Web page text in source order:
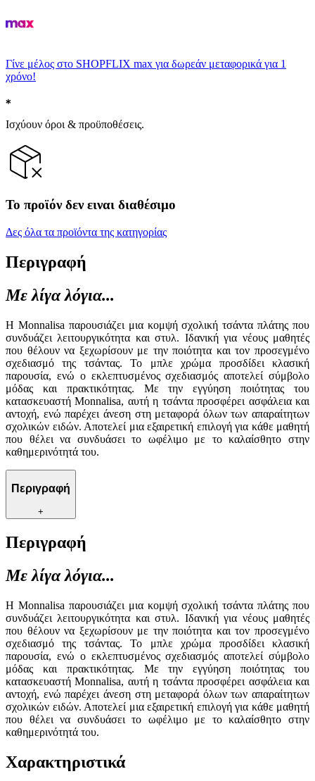
Γίνε μέλος στο SHOPFLIX max για δωρεάν μεταφορικά για 1
χρόνο!
Ισχύουν όροι & προϋποθέσεις.
Το προϊόν δεν ειναι διαθέσιμο
Δες όλα τα προϊόντα της κατηγορίας
Περιγραφή
Με λίγα λόγια...
Η Monnalisa παρουσιάζει μια κομψή σχολική τσάντα πλάτης που
συνδυάζει λειτουργικότητα και στυλ. Ιδανική για νέους μαθητές
που θέλουν να ξεχωρίσουν με την ποιότητα και τον προσεγμένο
σχεδιασμό της τσάντας. Το μπλε χρώμα προσδίδει κλασική
παρουσία, ενώ ο εκλεπτυσμένος σχεδιασμός αποτελεί σύμβολο
μόδας και πρακτικότητας. Με την εγγύηση ποιότητας του
κατασκευαστή Monnalisa, αυτή η τσάντα προσφέρει ασφάλεια και
αντοχή, ενώ παρέχει άνεση στη μεταφορά όλων των απαραίτητων
σχολικών ειδών. Αποτελεί μια εξαιρετική επιλογή για κάθε μαθητή
που θέλει να συνδυάσει το ωφέλιμο με το καλαίσθητο στην
καθημερινότητά του.
Περιγραφή
+
Περιγραφή
Με λίγα λόγια...
Η Monnalisa παρουσιάζει μια κομψή σχολική τσάντα πλάτης που
συνδυάζει λειτουργικότητα και στυλ. Ιδανική για νέους μαθητές
που θέλουν να ξεχωρίσουν με την ποιότητα και τον προσεγμένο
σχεδιασμό της τσάντας. Το μπλε χρώμα προσδίδει κλασική
παρουσία, ενώ ο εκλεπτυσμένος σχεδιασμός αποτελεί σύμβολο
μόδας και πρακτικότητας. Με την εγγύηση ποιότητας του
κατασκευαστή Monnalisa, αυτή η τσάντα προσφέρει ασφάλεια και
αντοχή, ενώ παρέχει άνεση στη μεταφορά όλων των απαραίτητων
σχολικών ειδών. Αποτελεί μια εξαιρετική επιλογή για κάθε μαθητή
που θέλει να συνδυάσει το ωφέλιμο με το καλαίσθητο στην
καθημερινότητά του.
Χαρακτηριστικά